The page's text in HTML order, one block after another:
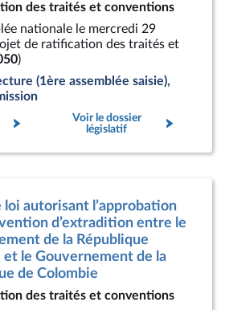
des traités et conventions
nationale le mercredi 29
de ratification des traités et
)
(1ère assemblée saisie),
Voir le dossier
législatif
loi autorisant l’approbation
d’extradition entre le
de la République
et le Gouvernement de la
de Colombie
des traités et conventions